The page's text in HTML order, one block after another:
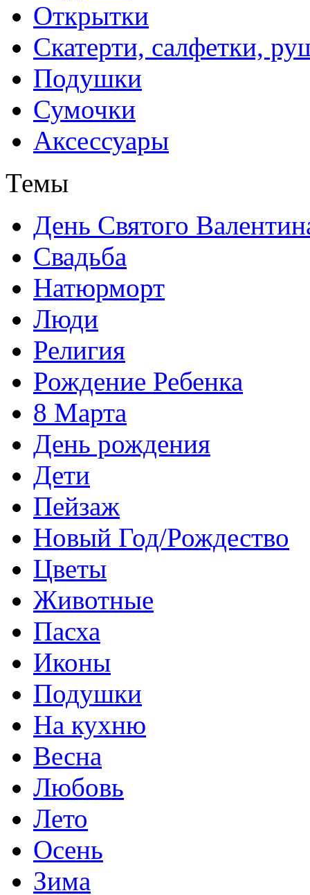
Открытки
Скатерти, салфетки,
Подушки
Сумочки
Аксессуары
Темы
День Святого
Свадьба
Натюрморт
Люди
Религия
Рождение Ребенка
8 Марта
День рождения
Дети
Пейзаж
Новый Год/Рождество
Цветы
Животные
Пасха
Иконы
Подушки
На кухню
Весна
Любовь
Лето
Осень
Зима